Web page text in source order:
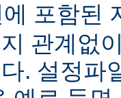
포함된
관계없
. 설정파